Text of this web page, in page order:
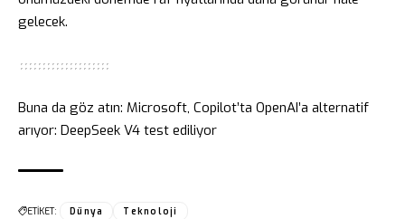
gelecek.
Buna da göz atın: Microsoft, Copilot’ta OpenAI’a alternatif
arıyor: DeepSeek V4 test ediliyor
ETİKET: Dünya Teknoloji